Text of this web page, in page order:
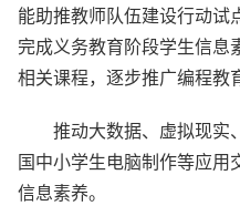
能助推教师队伍建设行动试
完成义务教育阶段学生信息
相关课程，逐步推广编程教
推动大数据、虚拟现实
国中小学生电脑制作等应
信息素养。